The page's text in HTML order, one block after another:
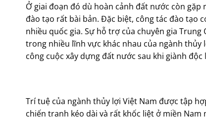
Ở giai đoạn đó dù hoàn cảnh đất nước còn
đào tạo rất bài bản. Đặc biệt, công tác đào tạo
nhiều quốc gia. Sự hỗ trợ của chuyên gia
trong nhiều lĩnh vực khác nhau của ngành
công cuộc xây dựng đất nước sau khi giành độc
Trí tuệ của ngành thủy lợi Việt Nam được tập
chiến tranh kéo dài và rất khốc liệt ở miền